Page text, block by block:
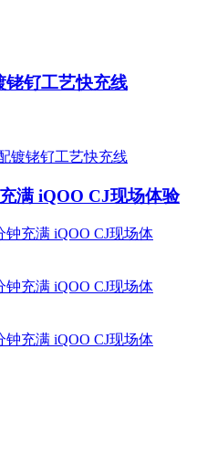
铑钌工艺快充线
满 iQOO CJ现场体验